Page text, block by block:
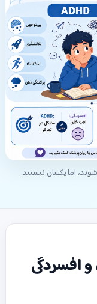
چرا شناخت تفاوت ADHD و افسردگی